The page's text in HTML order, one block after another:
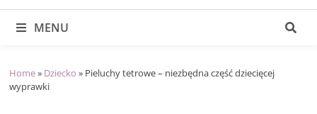
MENU
Home» Dziecko » Pieluchy tetrowe – niezbędna część dziecięcej
wyprawki